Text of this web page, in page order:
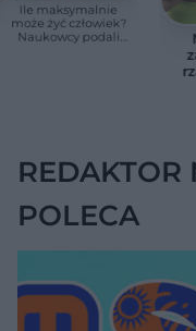
Ile maksymalnie
może żyć człowiek?
Naukowcy podali
REDAKTOR
POLECA